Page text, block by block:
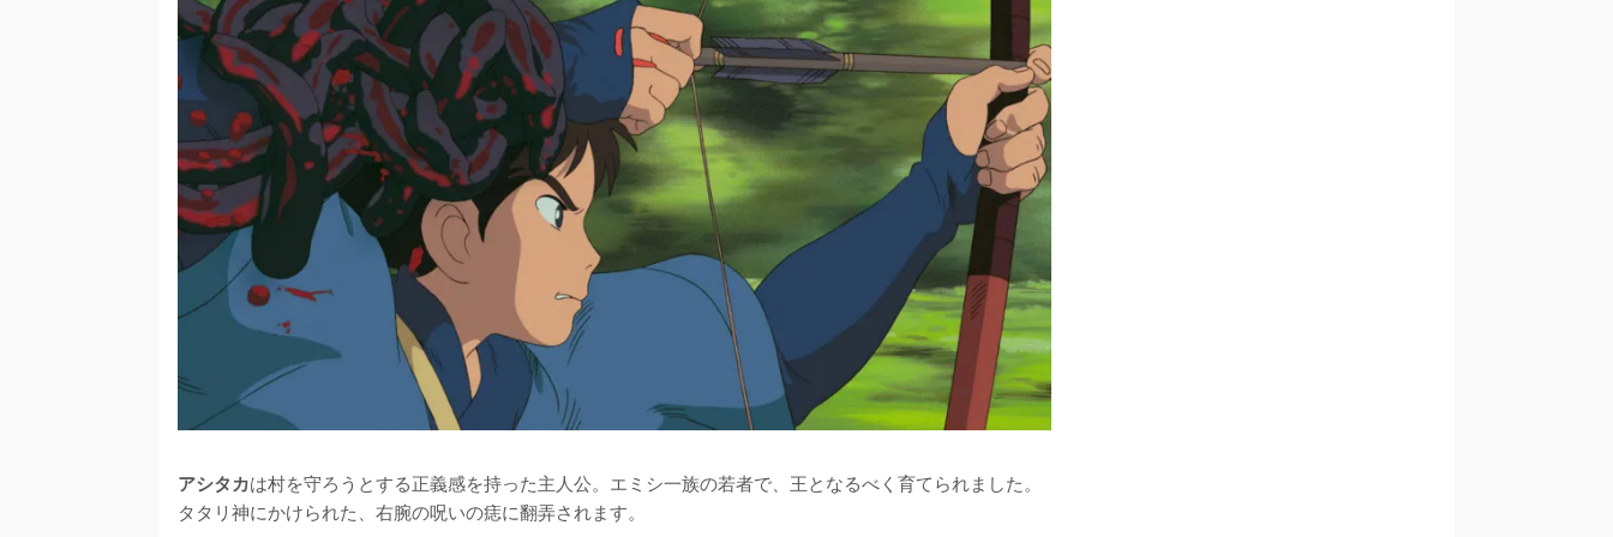
アシタカは村を守ろうとする正義感を持った主人公。エミシ一族の若者で、王となるべく育てられました。
タタリ神にかけられた、右腕の呪いの痣に翻弄されます。